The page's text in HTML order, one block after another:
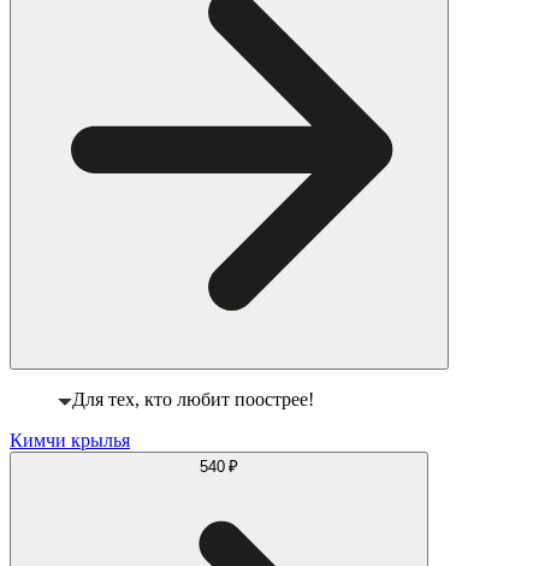
Для тех, кто любит поострее!
Кимчи крылья
540 ₽